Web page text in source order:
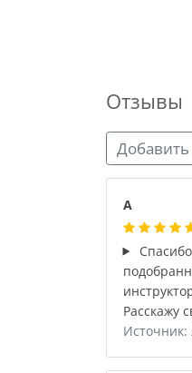
Отзывы
А
Расскажу
Источник: